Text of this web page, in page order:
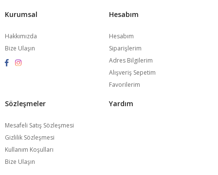
Kurumsal
Hakkımızda
Bize Ulaşın
Hesabım
Hesabım
Siparişlerim
Adres Bilgilerim
Alışveriş Sepetim
Favorilerim
Sözleşmeler
Mesafeli Satış Sözleşmesi
Gizlilik Sözleşmesi
Kullanım Koşulları
Bize Ulaşın
Yardım